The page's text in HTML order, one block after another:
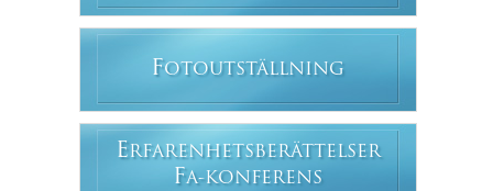
FOTOUTSTÄLLNING
ERFARENHETSBERÄTTELSER
FA-KONFERENS